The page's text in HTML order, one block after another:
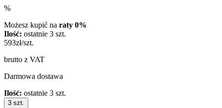
%
Możesz kupić na raty 0%
Ilość: ostatnie 3 szt.
593zł/szt.
brutto z VAT
Darmowa dostawa
Ilość: ostatnie 3 szt.
3 szt.